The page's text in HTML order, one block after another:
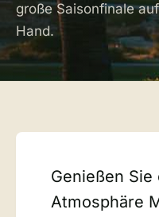
große Saisonfinale
Hand.
Genießen
Atmosphäre